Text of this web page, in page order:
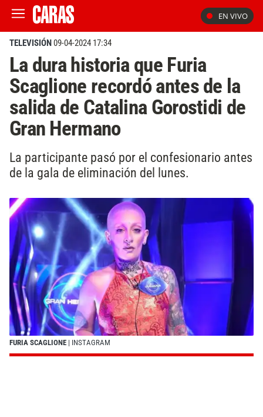
EN VIVO
TELEVISIÓN09-04-2024 17:34
La dura historia que Furia
Scaglione recordó antes de la
salida de Catalina Gorostidi de
Gran Hermano
La participante pasó por el confesionario antes
de la gala de eliminación del lunes.
FURIA SCAGLIONE | INSTAGRAM